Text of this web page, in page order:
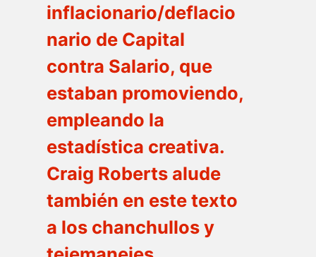
inflacionario/deflacio
nario de Capital
contra Salario, que
estaban promoviendo,
empleando la
estadística creativa.
Craig Roberts alude
también en este texto
a los chanchullos y